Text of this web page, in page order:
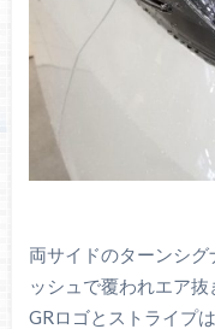
両サイドのターンシ
ッシュで覆われエア抜
GRロゴとストライプ